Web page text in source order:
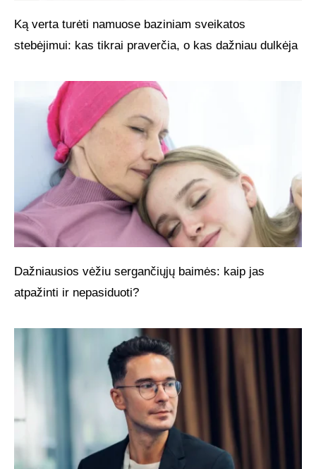
Ką verta turėti namuose baziniam sveikatos
stebėjimui: kas tikrai praverčia, o kas dažniau dulkėja
Dažniausios vėžiu sergančiųjų baimės: kaip jas
atpažinti ir nepasiduoti?